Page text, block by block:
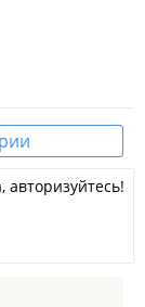
системы,
автомат) и
фильтров,
том числе
- DSG);
раздаток,
США,